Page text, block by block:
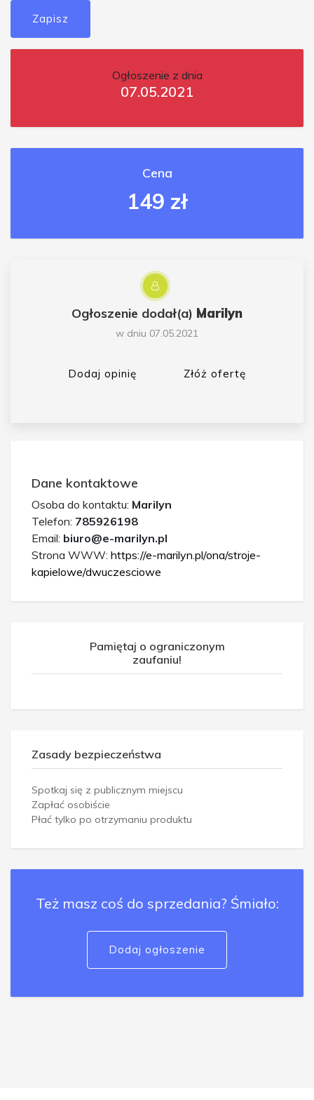
Zapisz
Ogłoszenie z dnia
07.05.2021
Cena
149 zł
Ogłoszenie dodał(a) Marilyn
w dniu 07.05.2021
Dodaj opinię Złóż ofertę
Dane kontaktowe
Osoba do kontaktu: Marilyn
Telefon: 785926198
Email: biuro@e-marilyn.pl
Strona WWW: https://e-marilyn.pl/ona/stroje-
kapielowe/dwuczesciowe
Pamiętaj o ograniczonym
zaufaniu!
Zasady bezpieczeństwa
Spotkaj się z publicznym miejscu
Zapłać osobiście
Płać tylko po otrzymaniu produktu
Też masz coś do sprzedania? Śmiało:
Dodaj ogłoszenie